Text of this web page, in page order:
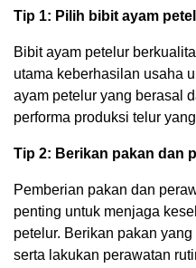
Tip 1: Pilih bibit ayam
Bibit ayam petelur
utama keberhasilan usaha
ayam petelur yang berasal
performa produksi telur
Tip 2: Berikan pakan dan
Pemberian pakan dan
penting untuk menjaga
petelur. Berikan pakan
serta lakukan perawatan